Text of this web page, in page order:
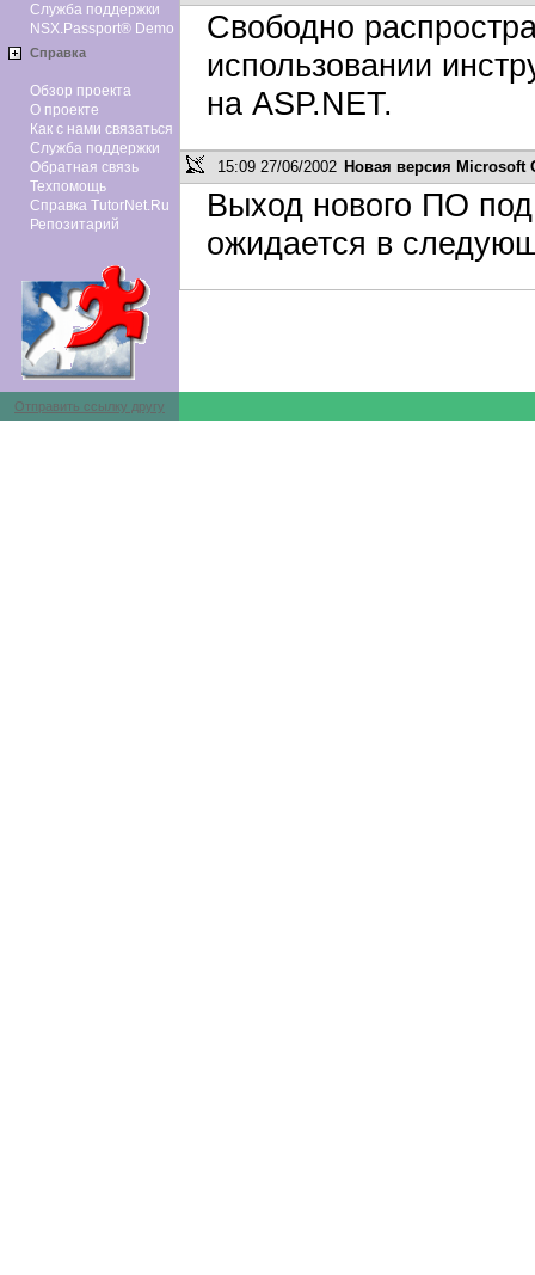
Служба поддержки
NSX.Passport® Demo
Справка
Обзор проекта
О проекте
Как с нами связаться
Служба поддержки
Обратная связь
Техпомощь
Справка TutorNet.Ru
Репозитарий
Свободно
использовании
на ASP.NET.
15:09 27/06/2002 Новая версия Microsoft
Выход нового ПО
ожидается в
Отправить ссылку другу